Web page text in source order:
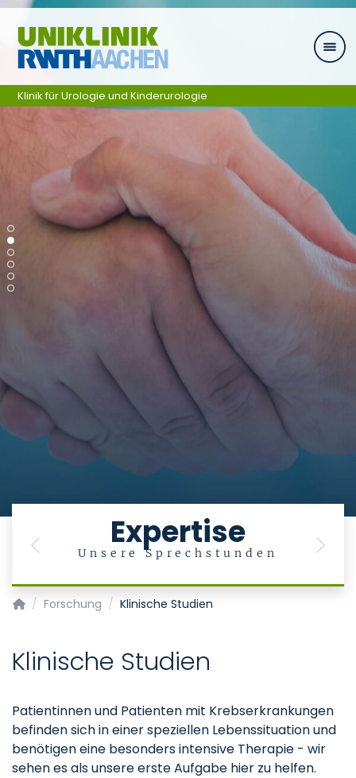
Ga naar navigatie
Expertise
Unsere Sprechstunden
Previous Next
Klinik für Urologie und Kinderurologie
Klinik für Urologie und Kinderurologie
Forschung Klinische Studien
Klinische Studien
Patientinnen und Patienten mit Krebserkrankungen
befinden sich in einer speziellen Lebenssituation und
benötigen eine besonders intensive Therapie - wir
sehen es als unsere erste Aufgabe hier zu helfen.